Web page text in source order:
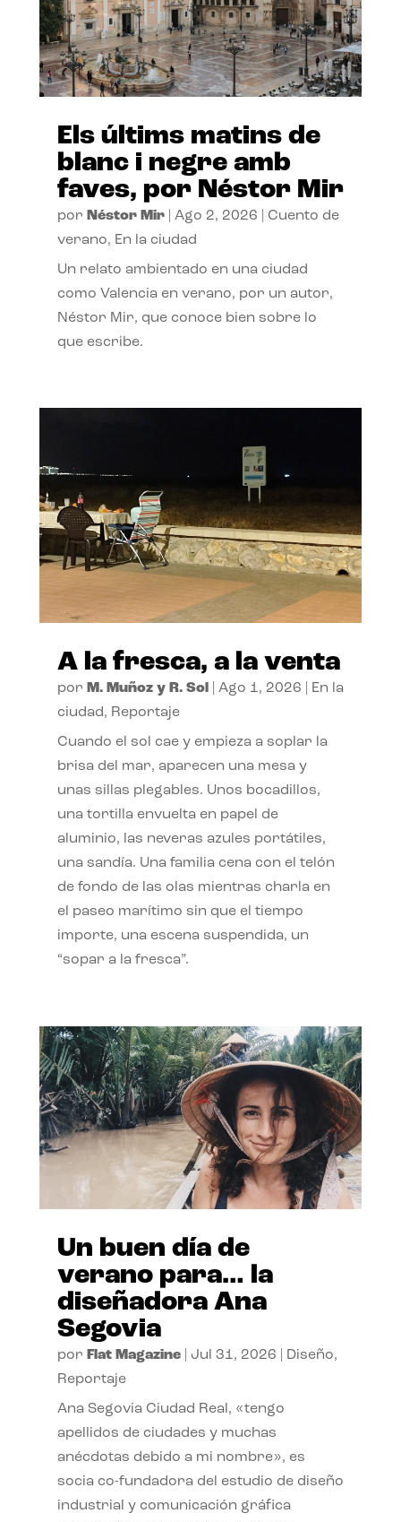
Els últims matins de
blanc i negre amb
faves, por Néstor Mir
por Néstor Mir| Ago 2, 2026
Cuento de
verano, En la ciudad
Un relato ambientado en una ciudad
como Valencia en verano, por un autor,
Néstor Mir, que conoce bien sobre lo
que escribe.
A la fresca, a la venta
por M. Muñoz y R. Sol| Ago 1, 2026
En la
ciudad, Reportaje
Cuando el sol cae y empieza a soplar la
brisa del mar, aparecen una mesa y
unas sillas plegables. Unos bocadillos,
una tortilla envuelta en papel de
aluminio, las neveras azules portátiles,
una sandía. Una familia cena con el telón
de fondo de las olas mientras charla en
el paseo marítimo sin que el tiempo
importe, una escena suspendida, un
“sopar a la fresca”.
Un buen día de
verano para… la
diseñadora Ana
Segovia
por Flat Magazine| Jul 31, 2026 Diseño,
Reportaje
Ana Segovia Ciudad Real, «tengo
apellidos de ciudades y muchas
anécdotas debido a mi nombre», es
socia co-fundadora del estudio de diseño
industrial y comunicación gráfica